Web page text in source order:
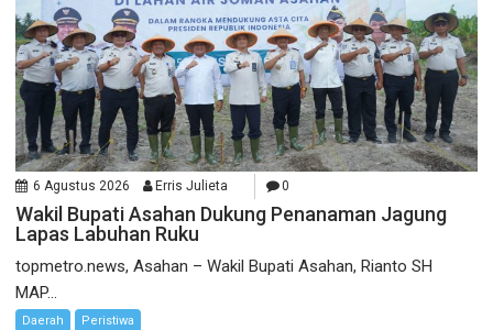
6 Agustus 2026 Erris Julieta 0
Wakil Bupati Asahan Dukung Penanaman Jagung
Lapas Labuhan Ruku
topmetro.news, Asahan – Wakil Bupati Asahan, Rianto SH
MAP...
Daerah Peristiwa